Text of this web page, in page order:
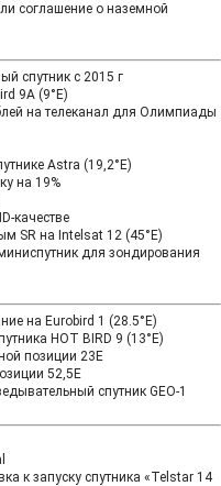
соглашение о наземной
спутник с 2015 г
9А (9°E)
на телеканал для Олимпиады
Astra (19,2°E)
на 19%
качестве
SR на Intelsat 12 (45°E)
для зондирования
на Eurobird 1 (28.5°E)
HOT BIRD 9 (13°E)
позиции 23E
52,5E
спутник GEO-1
к запуску спутника «Telstar 14